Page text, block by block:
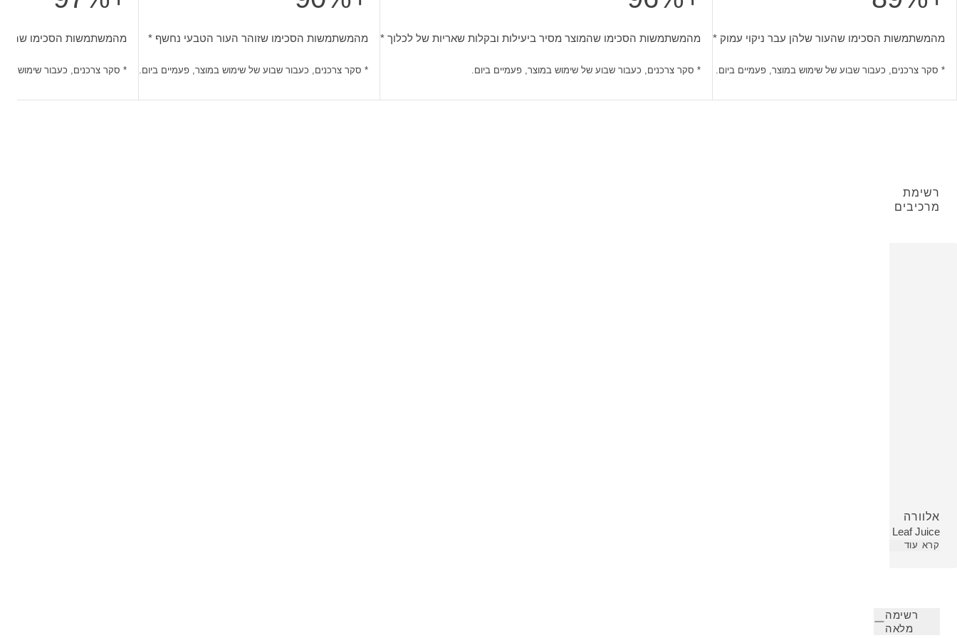
מהמשתמשות הסכימו שהעור שלהן עבר ניקוי עמוק *
* סקר צרכנים, כעבור שבוע של שימוש במוצר, פעמיים ביום.
מהמשתמשות הסכימו שהמוצר מסיר ביעילות ובקלות שאריות של לכלוך *
* סקר צרכנים, כעבור שבוע של שימוש במוצר, פעמיים ביום.
מהמשתמשות הסכימו שזוהר העור הטבעי נחשף *
* סקר צרכנים, כעבור שבוע של שימוש במוצר, פעמיים ביום.
מהמשתמשות הסכימו שהעור
* סקר צרכנים, כעבור שימוש
רשימת
מרכיבים
אלוורה
Aloe Barbadensis Leaf Juice
קרא עוד
רשימה
מלאה